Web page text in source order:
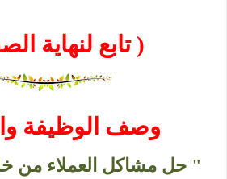
( تابع لنهاية
وصف الوظيفة
" حل مشاكل العملاء من